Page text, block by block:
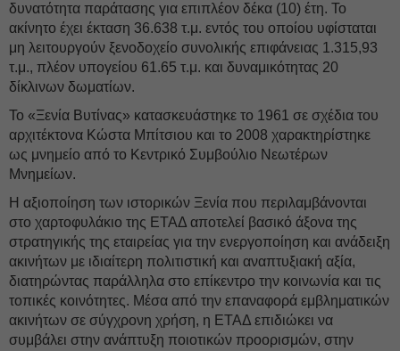
δυνατότητα παράτασης για επιπλέον δέκα (10) έτη. Το
ακίνητο έχει έκταση 36.638 τ.μ. εντός του οποίου υφίσταται
μη λειτουργούν ξενοδοχείο συνολικής επιφάνειας 1.315,93
τ.μ., πλέον υπογείου 61.65 τ.μ. και δυναμικότητας 20
δίκλινων δωματίων.
Το «Ξενία Βυτίνας» κατασκευάστηκε το 1961 σε σχέδια του
αρχιτέκτονα Κώστα Μπίτσιου και το 2008 χαρακτηρίστηκε
ως μνημείο από το Κεντρικό Συμβούλιο Νεωτέρων
Μνημείων.
Η αξιοποίηση των ιστορικών Ξενία που περιλαμβάνονται
στο χαρτοφυλάκιο της ΕΤΑΔ αποτελεί βασικό άξονα της
στρατηγικής της εταιρείας για την ενεργοποίηση και ανάδειξη
ακινήτων με ιδιαίτερη πολιτιστική και αναπτυξιακή αξία,
διατηρώντας παράλληλα στο επίκεντρο την κοινωνία και τις
τοπικές κοινότητες. Μέσα από την επαναφορά εμβληματικών
ακινήτων σε σύγχρονη χρήση, η ΕΤΑΔ επιδιώκει να
συμβάλει στην ανάπτυξη ποιοτικών προορισμών, στην